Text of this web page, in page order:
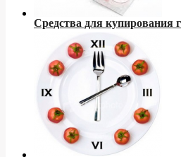
Средства для купирования